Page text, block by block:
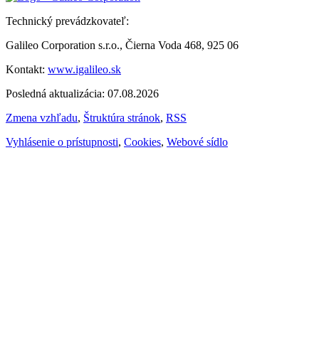
Technický prevádzkovateľ:
Galileo Corporation s.r.o., Čierna Voda 468, 925 06
Kontakt: www.igalileo.sk
Posledná aktualizácia: 07.08.2026
Zmena vzhľadu, Štruktúra stránok, RSS
Vyhlásenie o prístupnosti, Cookies, Webové sídlo